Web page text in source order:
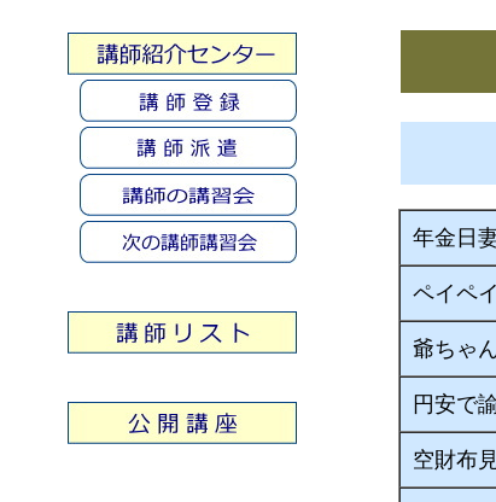
年金日
ペイペ
爺ちゃ
円安で
空財布